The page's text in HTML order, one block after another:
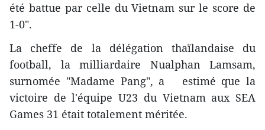
été battue par celle du Vietnam sur le score de
1-0".
La cheffe de la délégation thaïlandaise du
football, la milliardaire Nualphan Lamsam,
surnomée "Madame Pang", a estimé que la
victoire de l'équipe U23 du Vietnam aux SEA
Games 31 était totalement méritée.